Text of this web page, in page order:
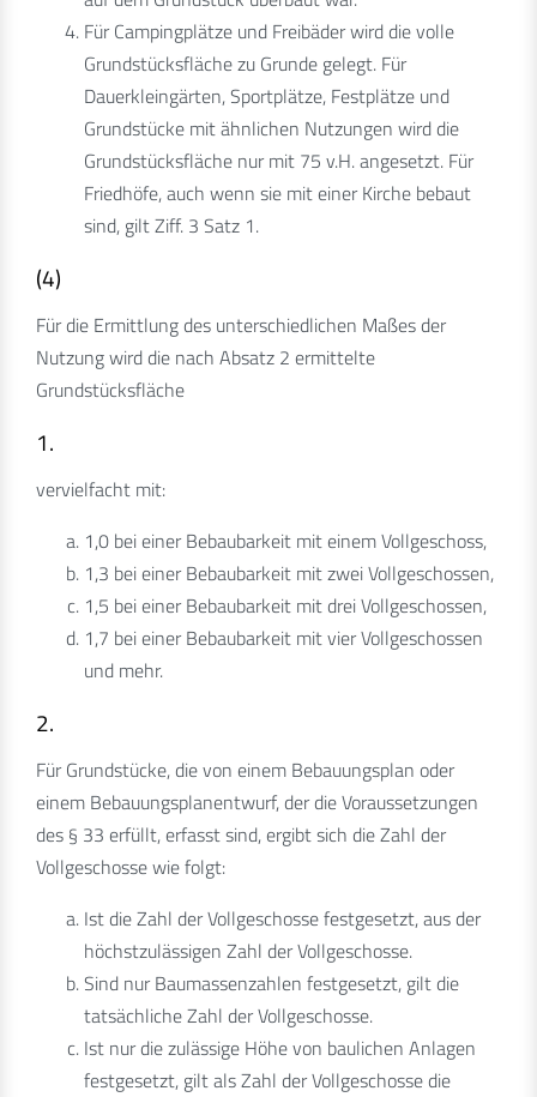
Für Campingplätze und Freibäder wird die volle
Grundstücksfläche zu Grunde gelegt. Für
Dauerkleingärten, Sportplätze, Festplätze und
Grundstücke mit ähnlichen Nutzungen wird die
Grundstücksfläche nur mit 75 v.H. angesetzt. Für
Friedhöfe, auch wenn sie mit einer Kirche bebaut
sind, gilt Ziff. 3 Satz 1.
(4)
Für die Ermittlung des unterschiedlichen Maßes der
Nutzung wird die nach Absatz 2 ermittelte
Grundstücksfläche
1.
vervielfacht mit:
1,0 bei einer Bebaubarkeit mit einem Vollgeschoss,
1,3 bei einer Bebaubarkeit mit zwei Vollgeschossen,
1,5 bei einer Bebaubarkeit mit drei Vollgeschossen,
1,7 bei einer Bebaubarkeit mit vier Vollgeschossen
und mehr.
2.
Für Grundstücke, die von einem Bebauungsplan oder
einem Bebauungsplanentwurf, der die Voraussetzungen
des § 33 erfüllt, erfasst sind, ergibt sich die Zahl der
Vollgeschosse wie folgt:
Ist die Zahl der Vollgeschosse festgesetzt, aus der
höchstzulässigen Zahl der Vollgeschosse.
Sind nur Baumassenzahlen festgesetzt, gilt die
tatsächliche Zahl der Vollgeschosse.
Ist nur die zulässige Höhe von baulichen Anlagen
festgesetzt, gilt als Zahl der Vollgeschosse die